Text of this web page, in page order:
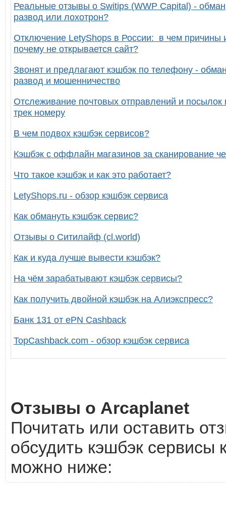
Реальные отзывы о Switips (WWP Capital) -
развод или лохотрон?
Отключение LetyShops в России: в чем причины
почему не открывается сайт?
Звонят и предлагают кэшбэк по телефону -
развод и мошенничество
Отслеживание почтовых отправлений и посылок
трек номеру
В чем подвох кэшбэк сервисов?
Кэшбэк с оффлайн магазинов за сканирование
Что такое кэшбэк и как это работает?
LetyShops.ru - обзор кэшбэк сервиса
Как обмануть кэшбэк сервис?
Отзывы о Ситилайф (cl.world)
Как и куда лучше вывести кэшбэк?
На чём зарабатывают кэшбэк сервисы?
Как получить двойной кэшбэк на Алиэкспресс?
Банк 131 от ePN Cashback
TopCashback.com - обзор кэшбэк сервиса
Отзывы о Arcaplanet
Почитать или оставить
обсудить кэшбэк сервисы
можно ниже: